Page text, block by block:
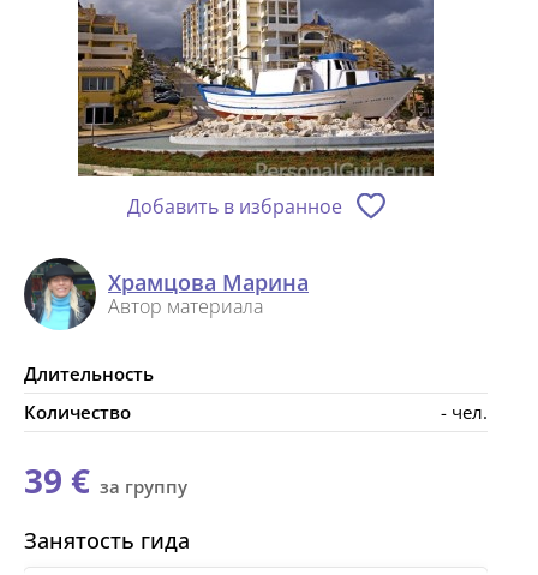
Добавить в избранное
Храмцова Марина
Автор материала
Длительность
Количество
- чел.
39 € за группу
Занятость гида